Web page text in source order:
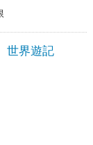
世界遊記